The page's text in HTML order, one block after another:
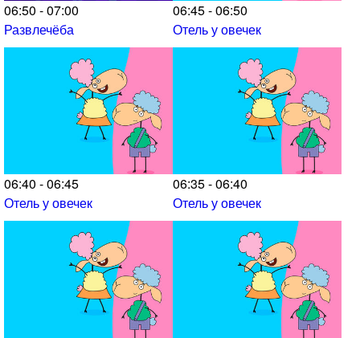
06:50 - 07:00
Развлечёба
06:45 - 06:50
Отель у овечек
06:40 - 06:45
Отель у овечек
06:35 - 06:40
Отель у овечек